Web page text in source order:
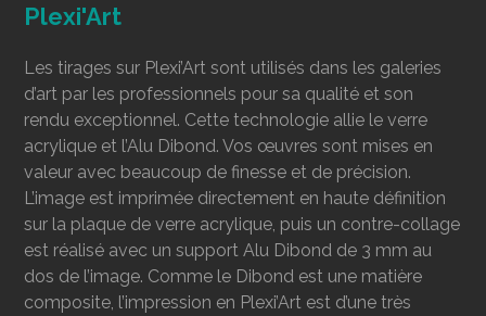
Plexi'Art
Les tirages sur Plexi’Art sont utilisés dans les galeries
d’art par les professionnels pour sa qualité et son
rendu exceptionnel. Cette technologie allie le verre
acrylique et l’Alu Dibond. Vos œuvres sont mises en
valeur avec beaucoup de finesse et de précision.
L’image est imprimée directement en haute définition
sur la plaque de verre acrylique, puis un contre-collage
est réalisé avec un support Alu Dibond de 3 mm au
dos de l’image. Comme le Dibond est une matière
composite, l’impression en Plexi’Art est d’une très